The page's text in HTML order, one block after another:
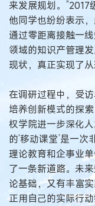
来发展规划。
他同学也纷纷表示
通过零距离接触一
领域的知识产管理
现状，真正实现了
在调研过程中，受
培养创新模式的探
权学院进一步深化
的‘移动课堂’是一
理论教育和企事业
了一条新道路。未
论基础，又有丰富
正用自己的实际行